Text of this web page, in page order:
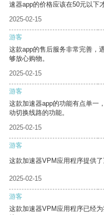
速器app的价格应该在50元以下
2025-02-15
游客
这款app的售后服务非常完善，
够放心购物。
2025-02-15
游客
这款加速器app的功能有点单一
动切换线路的功能。
2025-02-15
游客
这款加速器VPM应用程序提供了
2025-02-15
游客
这款加速器VPM应用程序已经